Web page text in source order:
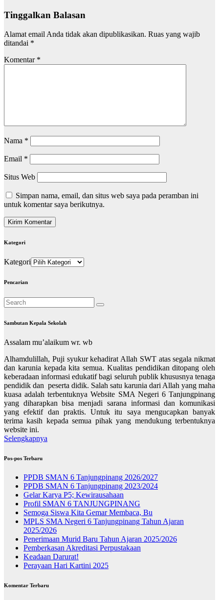
Tinggalkan Balasan
Alamat email Anda tidak akan dipublikasikan. Ruas yang wajib
ditandai *
Komentar *
Nama *
Email *
Situs Web
Simpan nama, email, dan situs web saya pada peramban ini
untuk komentar saya berikutnya.
Kategori
Kategori
Pencarian
Sambutan Kepala Sekolah
Assalam mu’alaikum wr. wb
Alhamdulillah, Puji syukur kehadirat Allah SWT atas segala nikmat
dan karunia kepada kita semua. Kualitas pendidikan ditopang oleh
keberadaan informasi edukatif bagi seluruh publik khususnya tenaga
pendidik dan peserta didik. Salah satu karunia dari Allah yang maha
kuasa adalah terbentuknya Website SMA Negeri 6 Tanjungpinang
yang diharapkan bisa menjadi sarana informasi dan komunikasi
yang efektif dan praktis. Untuk itu saya mengucapkan banyak
terima kasih kepada semua pihak yang mendukung terbentuknya
website ini.
Selengkapnya
Pos-pos Terbaru
PPDB SMAN 6 Tanjungpinang 2026/2027
PPDB SMAN 6 Tanjungpinang 2023/2024
Gelar Karya P5; Kewirausahaan
Profil SMAN 6 TANJUNGPINANG
Semoga Siswa Kita Gemar Membaca, Bu
MPLS SMA Negeri 6 Tanjungpinang Tahun Ajaran
2025/2026
Penerimaan Murid Baru Tahun Ajaran 2025/2026
Pemberkasan Akreditasi Perpustakaan
Keadaan Darurat!
Perayaan Hari Kartini 2025
Komentar Terbaru